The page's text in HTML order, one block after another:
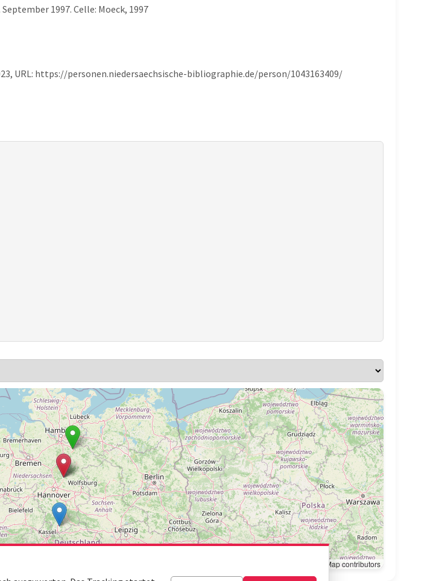
1997. Celle: Moeck, 1997
URL: https://personen.niedersaechsische-bibliographie.de/person/1043163409/
© OpenStreetMap contributors